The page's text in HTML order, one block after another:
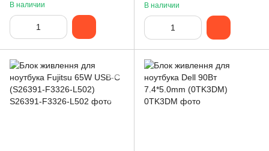
В наличии
В наличии